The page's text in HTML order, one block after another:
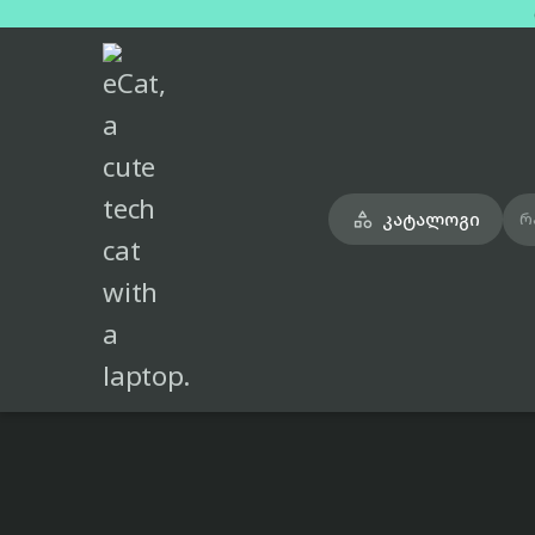
 კატალოგი
მთავარი
 